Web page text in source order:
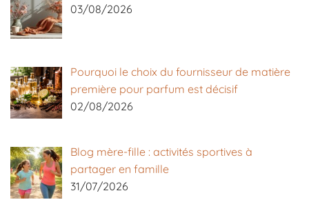
03/08/2026
Pourquoi le choix du fournisseur de matière
première pour parfum est décisif
02/08/2026
Blog mère-fille : activités sportives à
partager en famille
31/07/2026